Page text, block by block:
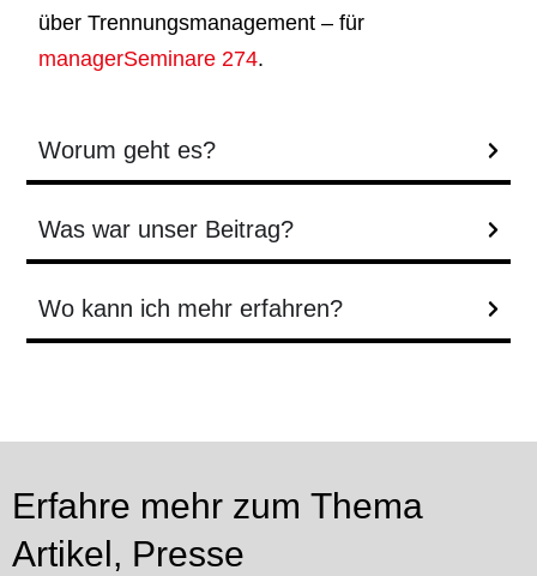
über Trennungsmanagement – für
managerSeminare 274.
Worum geht es?
Was war unser Beitrag?
Wo kann ich mehr erfahren?
Erfahre mehr zum Thema
Artikel , Presse